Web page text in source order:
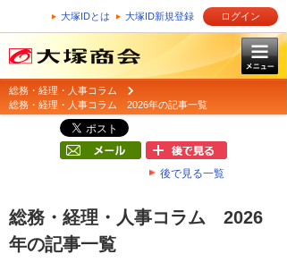
大塚IDとは 大塚ID新規登録 ログイン
総務・経理・人事コラム
総務・経理・人事コラム 2026年の記事一覧
後で見る一覧
総務・経理・人事コラム 2026
年の記事一覧